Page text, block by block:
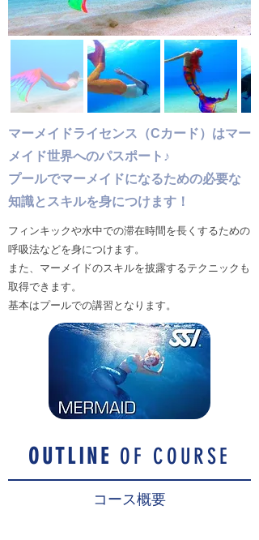
マーメイドライセンス（Cカード）はマー
メイド世界へのパスポート♪
プールで​マーメイドになるための必要な
知識とスキルを身につけます！
フィンキックや水中での滞在時間を長くするための
呼吸法などを身につけます。
​また、マーメイドのスキルを披露するテクニックも
取得できます。
​基本はプールでの講習となります。
OUTLINE OF COURSE
コース概要